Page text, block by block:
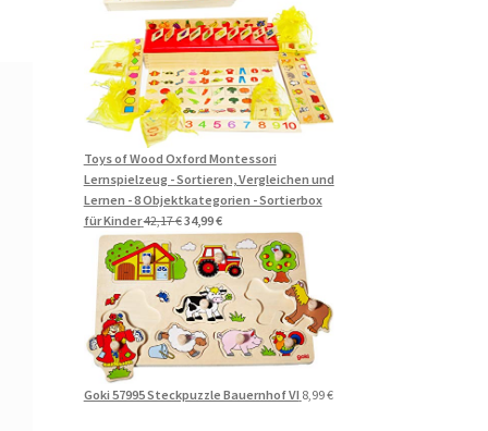
Toys of Wood Oxford Montessori
Lernspielzeug - Sortieren, Vergleichen und
Lernen - 8 Objektkategorien - Sortierbox
für Kinder42,17€Ursprünglicher
Preis
war:
42,17 €
34,99€Aktueller
Preis
ist:
34,99 €.
Goki 57995 Steckpuzzle Bauernhof VI 8,99€